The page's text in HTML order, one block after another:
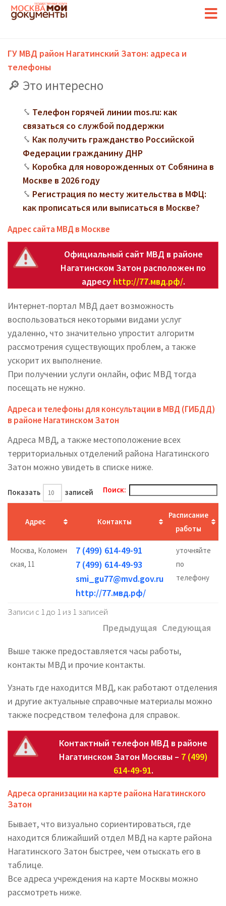
ГУ МВД район Нагатинский Затон: адреса и
телефоны
Это интересно
Телефон горячей линии mos.ru: как
связаться со службой поддержки
Как получить гражданство Российской
Федерации гражданину ДНР
Коробка для новорожденных от Собянина в
Москве в 2026 году
Регистрация по месту жительства в МФЦ:
как прописаться или выписаться в Москве?
Адрес сайта МВД в Москве
Официальный сайт МВД в районе
Нагатинском Затон расположен по
адресу http://77.мвд.рф/.
Интернет-портал МВД дает возможность
воспользоваться некоторыми видами услуг
удаленно, что значительно упростит алгоритм
рассмотрения существующих проблем, а также
ускорит их выполнение.
При получении услуги онлайн, офис МВД тогда
посещать не нужно.
Адреса и телефоны для консультации в МВД (ГИБДД)
в районе Нагатинском Затон
Адреса МВД, а также местоположение всех
территориальных отделений района Нагатинского
Затон можно увидеть в списке ниже.
Показать записей Поиск:
Адрес Контакты
Расписание
работы
Москва, Коломен
ская, 11
7 (499) 614-49-91
7 (499) 614-49-93
smi_gu77@mvd.gov.ru
http://77.мвд.рф/
уточняйте
по
телефону
Записи с 1 до 1 из 1 записей
Предыдущая Следующая
Выше также предоставляется часы работы,
контакты МВД и прочие контакты.
Узнать где находится МВД, как работают отделения
и другие актуальные справочные материалы можно
также посредством телефона для справок.
Контактный телефон МВД в районе
Нагатинском Затон Москвы – 7 (499)
614-49-91.
Адреса организации на карте района Нагатинского
Затон
Бывает, что визуально сориентироваться, где
находится ближайший отдел МВД на карте района
Нагатинского Затон быстрее, чем отыскать его в
таблице.
Все адреса учреждения на карте Москвы можно
рассмотреть ниже.